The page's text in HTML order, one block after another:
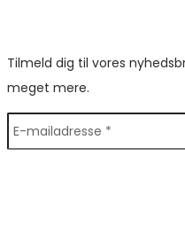
Tilmeld dig til vores
meget mere.